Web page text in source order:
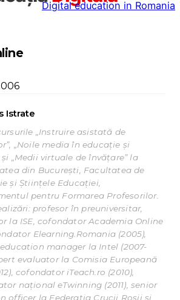
Digital education in Romania
Istrate
„Instruire asistată de
„Noile media în educație și
și „Medii virtuale de învățare” la
din București, Facultatea de
și Științele Educației,
pentru Formarea Profesorilor.
profesor în preuniversitar,
la ISE, cofondator Academia Online
Elearning.Romania (2005),
manager la Intel (2007-
evaluator la Comisia Europeană
cofondator iTeach.ro (2010),
național eTwinning (2011), senior
officer la Federația Crucii Roșii și